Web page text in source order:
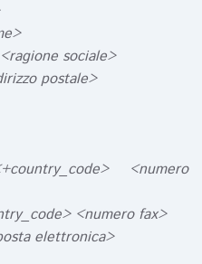
sociale>
postale>
<numero
<numero fax>
elettronica>